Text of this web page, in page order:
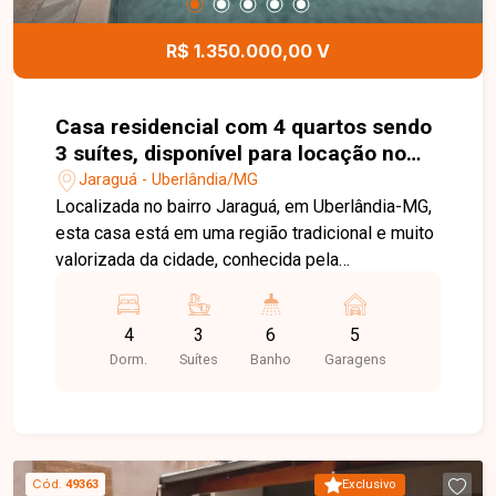
fachada imponente e um layout pensado para
conforto, funcionalidade e sofisticação. Uma
oportunidade única para quem busca morar bem
Mundo. Agende sua visita e venha se encantar
com cada detalhe deste projeto que une estilo,
conforto e localização estratégica.
R$ 1.350.000,00 V
Casa residencial com 4 quartos sendo
3 suítes, disponível para locação no
bairro Jaraguá em Uberlândia-MG
Jaraguá - Uberlândia/MG
Localizada no bairro Jaraguá, em Uberlândia-MG,
esta casa está em uma região tradicional e muito
valorizada da cidade, conhecida pela
acesso a comércios, escolas, supermercados e
serviços essenciais. O bairro se destaca pelo
perfil residencial, ruas bem estruturadas e ótima
aproximadamente 601 m² de terreno e cerca de
4
Dorm.
3
Suítes
6
Banho
5
Garagens
Exclusivo
Cód. 49363